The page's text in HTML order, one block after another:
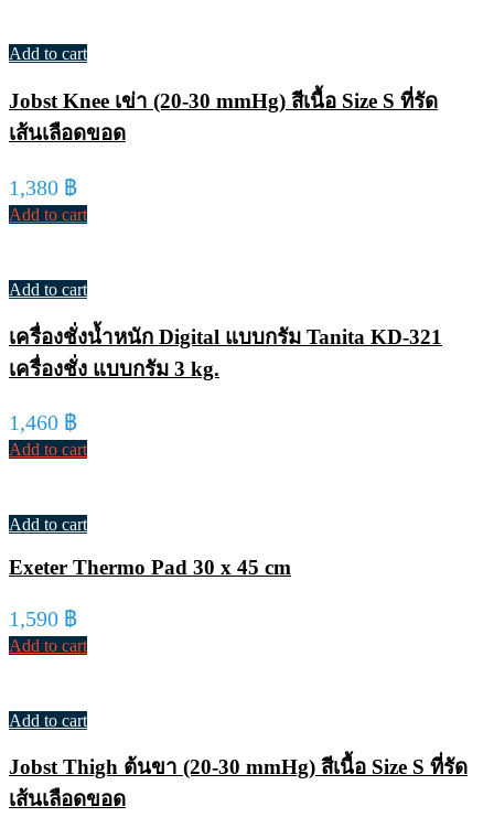
Add to cart
Jobst Knee เข่า (20-30 mmHg) สีเนื้อ Size S ที่รัด
เส้นเลือดขอด
1,380 ฿
Add to cart
Add to cart
เครื่องชั่งน้ำหนัก Digital แบบกรัม Tanita KD-321
เครื่องชั่ง แบบกรัม 3 kg.
1,460 ฿
Add to cart
Add to cart
Exeter Thermo Pad 30 x 45 cm
1,590 ฿
Add to cart
Add to cart
Jobst Thigh ต้นขา (20-30 mmHg) สีเนื้อ Size S ที่รัด
เส้นเลือดขอด